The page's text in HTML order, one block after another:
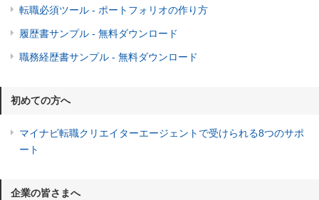
転職必須ツール - ポートフォリオの作り方
履歴書サンプル - 無料ダウンロード
職務経歴書サンプル - 無料ダウンロード
初めての方へ
マイナビ転職クリエイターエージェントで受けられる8つのサポ
ート
企業の皆さまへ